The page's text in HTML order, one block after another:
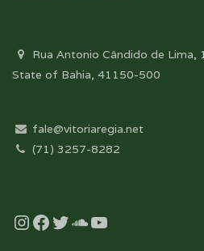
Rua Antonio Cândido de Lima,
State of Bahia, 41150-500
fale@vitoriaregia.net
(71) 3257-8282
Instagram
Facebook
Twitter
Soundcloud
YouTube